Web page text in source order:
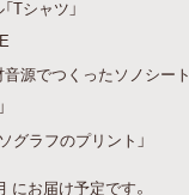
Tシャツ」
源でつくったソノシート
グラフのプリント」
にお届け予定です。